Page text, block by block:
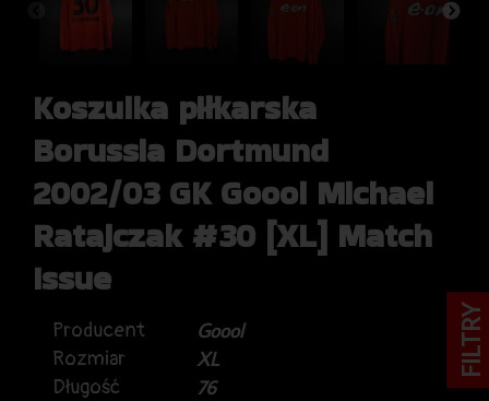
Koszulka piłkarska
Borussia Dortmund
2002/03 GK Goool Michael
Ratajczak #30 [XL] Match
Issue
Producent
Goool
Rozmiar
XL
Długość
76
FILTRY